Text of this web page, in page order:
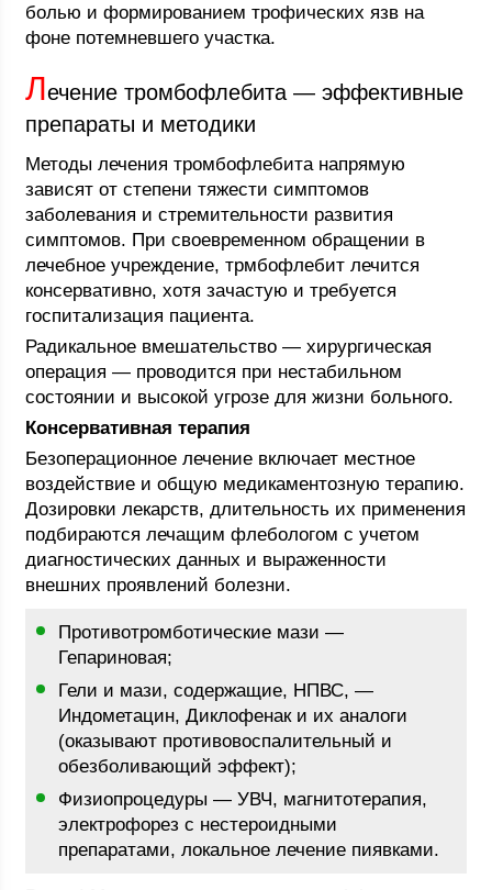
болью и формированием трофических язв на
фоне потемневшего участка.
Лечение тромбофлебита — эффективные
препараты и методики
Методы лечения тромбофлебита напрямую
зависят от степени тяжести симптомов
заболевания и стремительности развития
симптомов. При своевременном обращении в
лечебное учреждение, трмбофлебит лечится
консервативно, хотя зачастую и требуется
госпитализация пациента.
Радикальное вмешательство — хирургическая
операция — проводится при нестабильном
состоянии и высокой угрозе для жизни больного.
Консервативная терапия
Безоперационное лечение включает местное
воздействие и общую медикаментозную терапию.
Дозировки лекарств, длительность их применения
подбираются лечащим флебологом с учетом
диагностических данных и выраженности
внешних проявлений болезни.
Противотромботические мази —
Гепариновая;
Гели и мази, содержащие, НПВС, —
Индометацин, Диклофенак и их аналоги
(оказывают противовоспалительный и
обезболивающий эффект);
Физиопроцедуры — УВЧ, магнитотерапия,
электрофорез с нестероидными
препаратами, локальное лечение пиявками.